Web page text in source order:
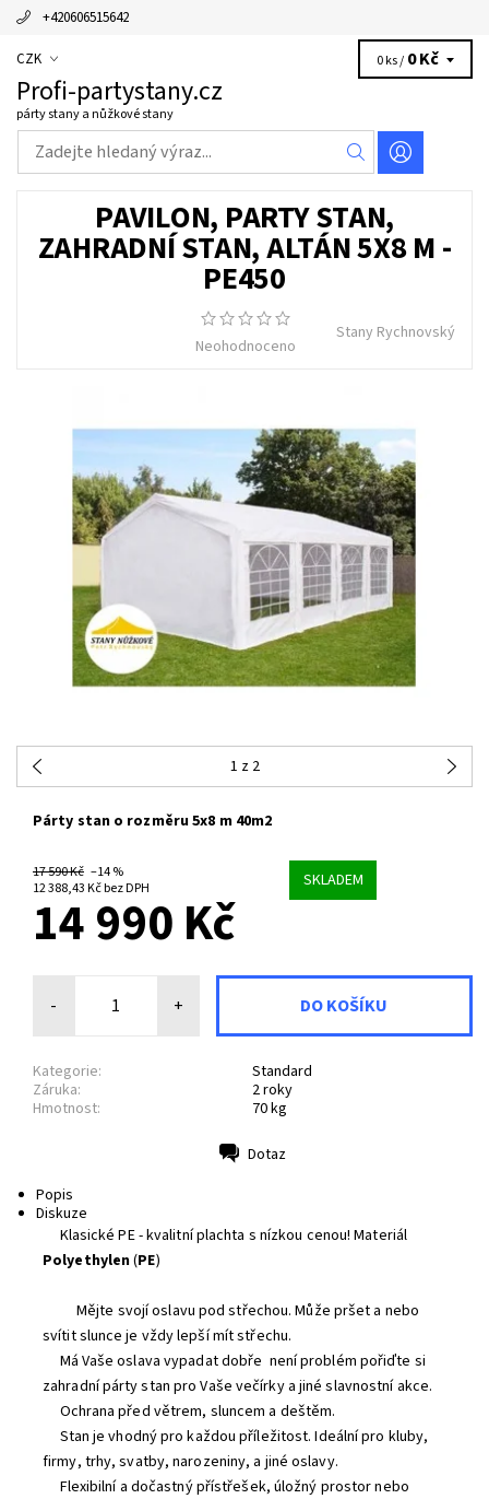
+420606515642
CZK
Profi-partystany.cz
párty stany a nůžkové stany
0 ks / 0 Kč
PAVILON, PARTY STAN,
ZAHRADNÍ STAN, ALTÁN 5X8 M -
PE450
Neohodnoceno
Stany Rychnovský
1 z 2
Párty stan o rozměru 5x8 m 40m2
17 590 Kč –14 %
12 388,43 Kč bez DPH
SKLADEM
14 990 Kč
- +
Kategorie:
Standard
Záruka:
2 roky
Hmotnost:
70 kg
Dotaz
Popis
Diskuze
Klasické PE-kvalitní plachta s nízkou cenou! Materiál
Polyethylen(PE)
Mějte svojíoslavu pod střechou. Může pršet a nebo
svítit slunce je vždy lepší mít střechu.
Má Vaše oslava vypadat dobře není problém pořiďte si
zahradní párty stan pro Vaše večírky a jiné slavnostní akce.
Ochrana před větrem, sluncem a deštěm.
Stan je vhodný pro každou příležitost. Ideální pro kluby,
firmy, trhy, svatby, narozeniny, a jiné oslavy.
Flexibilní a dočastný přístřešek, úložný prostornebo